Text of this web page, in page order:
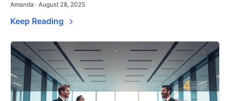
Amanda · August 28, 2025
Keep Reading